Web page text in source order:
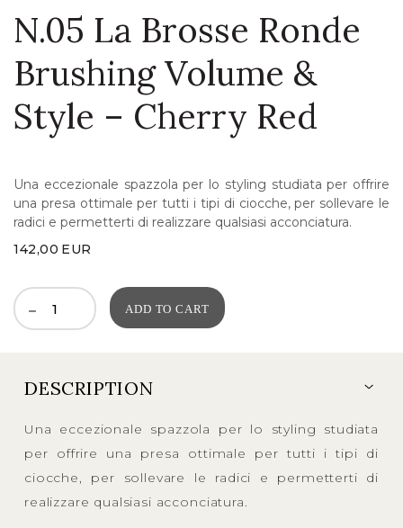
N.05 La Brosse Ronde
Brushing Volume &
Style – Cherry Red
Una eccezionale spazzola per lo styling studiata per offrire
una presa ottimale per tutti i tipi di ciocche, per sollevare le
radici e permetterti di realizzare qualsiasi acconciatura.
142,00 EUR
ADD TO CART
DESCRIPTION
Una eccezionale spazzola per lo styling studiata
per offrire una presa ottimale per tutti i tipi di
ciocche, per sollevare le radici e permetterti di
realizzare qualsiasi acconciatura.